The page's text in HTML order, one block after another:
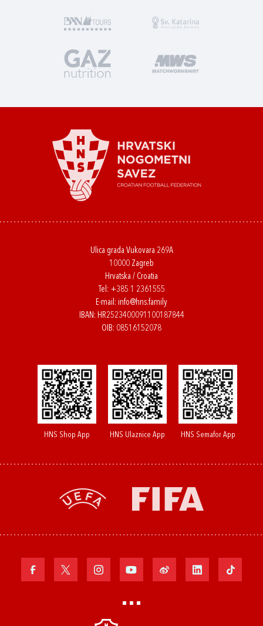
Ulica grada Vukovara 269A
10000 Zagreb
Hrvatska / Croatia
Tel: +385 1 2361555
E-mail: info@hns.family
IBAN: HR2523400091100187844
OIB: 08516152078
HNS Shop App HNS Ulaznice App HNS Semafor App